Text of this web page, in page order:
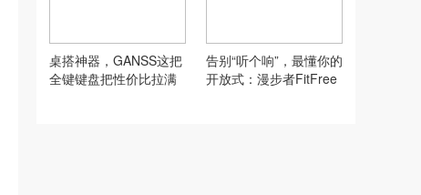
桌搭神器，GANSS这把
全键键盘把性价比拉满
告别“听个响”，最懂你的
开放式：漫步者FitFree